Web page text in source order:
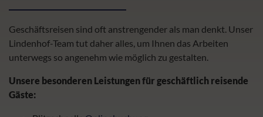
Geschäftsreisen sind oft anstrengender als man denkt. Unser
Lindenhof-Team tut daher alles, um Ihnen das Arbeiten
unterwegs so angenehm wie möglich zu gestalten.
Unsere besonderen Leistungen für geschäftlich reisende
Gäste: